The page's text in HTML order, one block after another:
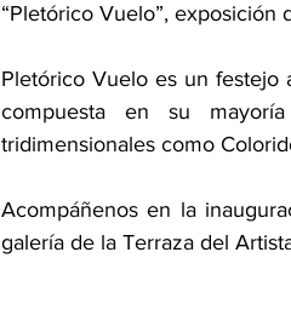
“Pletórico Vuelo”, exposición
Pletórico Vuelo es un festejo
compuesta en su
tridimensionales como
Acompáñenos en la
galería de la Terraza del